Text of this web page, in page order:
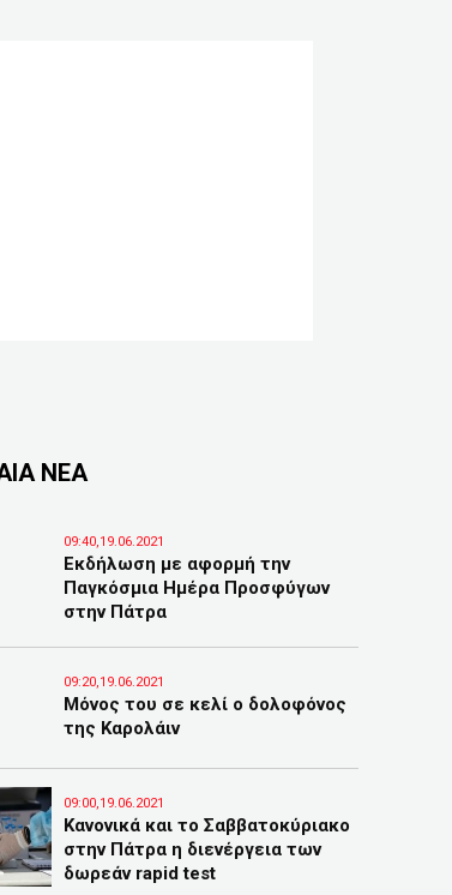
ΝΕΑ
09:40,19.06.2021
Εκδήλωση με αφορμή την
Παγκόσμια Ημέρα Προσφύγων
στην Πάτρα
09:20,19.06.2021
Μόνος του σε κελί ο δολοφόνος
της Καρολάιν
09:00,19.06.2021
Κανονικά και το Σαββατοκύριακο
στην Πάτρα η διενέργεια των
δωρεάν rapid test